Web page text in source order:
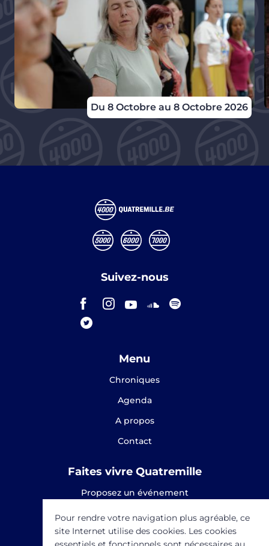
Du 8 Octobre au 8 Octobre 2026
Suivez-nous
Menu
Chroniques
Agenda
A propos
Contact
Faites vivre Quatremille
Proposez un événement
Proposez une chronique
SOUTENEZ-NOUS
Pour rendre votre navigation plus agréable, ce
site Internet utilise des cookies. Les cookies